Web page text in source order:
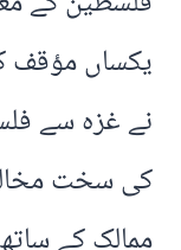
یکساں مؤقف
نے غزہ سے
کی سخت